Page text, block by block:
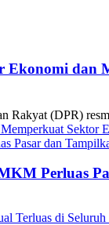
dan
(DPR)
Sektor
Pasar dan
Perluas
Terluas di